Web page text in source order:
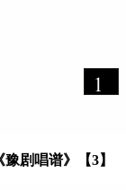
剧唱谱》【3】